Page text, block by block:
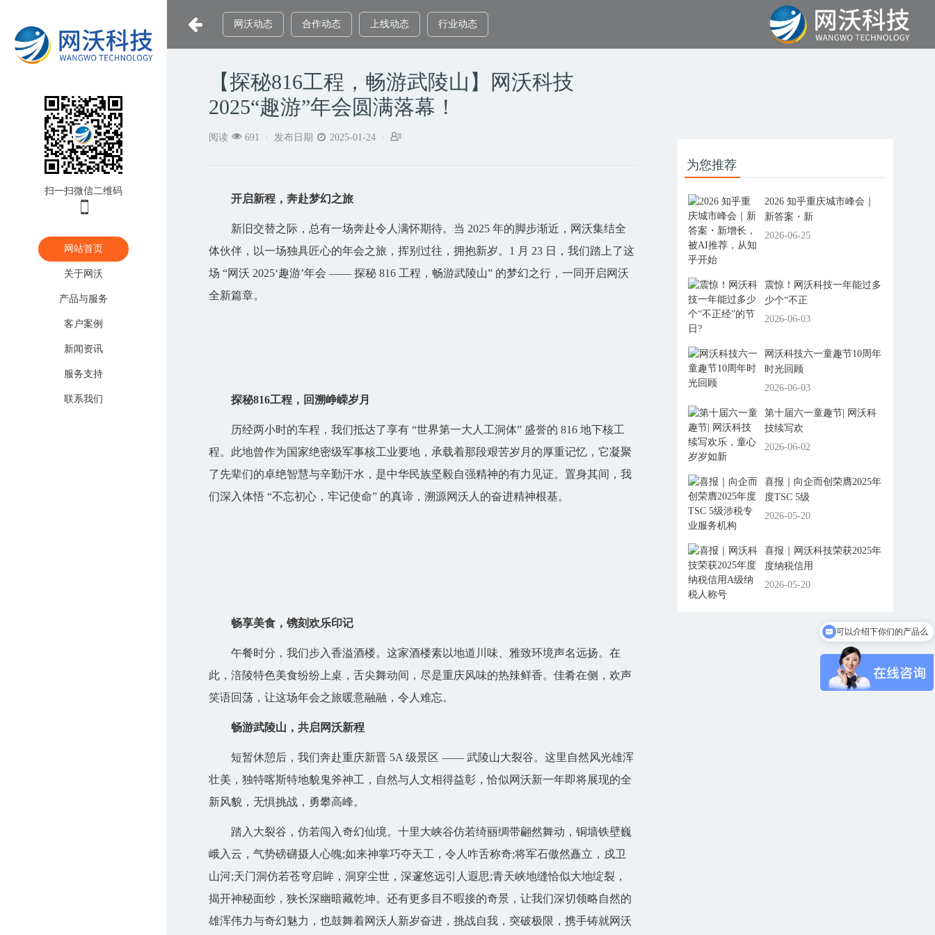
扫一扫微信二维码

网站首页
关于网沃
产品与服务
客户案例
新闻资讯
服务支持
联系我们
 网沃动态 合作动态 上线动态 行业动态
【探秘816工程，畅游武陵山】网沃科技
2025“趣游”年会圆满落幕！
阅读  691 · 发布日期  2025-01-24 · 
开启新程，奔赴梦幻之旅
新旧交替之际，总有一场奔赴令人满怀期待。当 2025 年的脚步渐近，网沃集结全
体伙伴，以一场独具匠心的年会之旅，挥别过往，拥抱新岁。1 月 23 日，我们踏上了这
场 “网沃 2025‘趣游’年会 —— 探秘 816 工程，畅游武陵山” 的梦幻之行，一同开启网沃
全新篇章。
探秘816工程，回溯峥嵘岁月
历经两小时的车程，我们抵达了享有 “世界第一大人工洞体” 盛誉的 816 地下核工
程。此地曾作为国家绝密级军事核工业要地，承载着那段艰苦岁月的厚重记忆，它凝聚
了先辈们的卓绝智慧与辛勤汗水，是中华民族坚毅自强精神的有力见证。置身其间，我
们深入体悟 “不忘初心，牢记使命” 的真谛，溯源网沃人的奋进精神根基。
畅享美食，镌刻欢乐印记
午餐时分，我们步入香溢酒楼。这家酒楼素以地道川味、雅致环境声名远扬。在
此，涪陵特色美食纷纷上桌，舌尖舞动间，尽是重庆风味的热辣鲜香。佳肴在侧，欢声
笑语回荡，让这场年会之旅暖意融融，令人难忘。
畅游武陵山，共启网沃新程
短暂休憩后，我们奔赴重庆新晋 5A 级景区 —— 武陵山大裂谷。这里自然风光雄浑
壮美，独特喀斯特地貌鬼斧神工，自然与人文相得益彰，恰似网沃新一年即将展现的全
新风貌，无惧挑战，勇攀高峰。
踏入大裂谷，仿若闯入奇幻仙境。十里大峡谷仿若绮丽绸带翩然舞动，铜墙铁壁巍
峨入云，气势磅礴摄人心魄;如来神掌巧夺天工，令人咋舌称奇;将军石傲然矗立，戍卫
山河;天门洞仿若苍穹启眸，洞穿尘世，深邃悠远引人遐思;青天峡地缝恰似大地绽裂，
揭开神秘面纱，狭长深幽暗藏乾坤。还有更多目不暇接的奇景，让我们深切领略自然的
雄浑伟力与奇幻魅力，也鼓舞着网沃人新岁奋进，挑战自我，突破极限，携手铸就网沃
为您推荐
2026 知乎重庆城市峰会｜
新答案・新
2026-06-25
震惊！网沃科技一年能过多
少个“不正
2026-06-03
网沃科技六一童趣节10周年
时光回顾
2026-06-03
第十届六一童趣节| 网沃科
技续写欢
2026-06-02
喜报｜向企而创荣膺2025年
度TSC 5级
2026-05-20
喜报｜网沃科技荣获2025年
度纳税信用
2026-05-20
可以介绍下你们的产品么